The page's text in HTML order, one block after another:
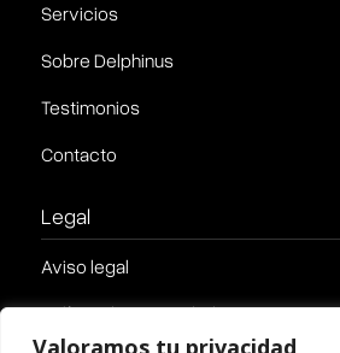
Valoramos tu privacidad
Servicios
Sobre Delphinus
Testimonios
Contacto
Legal
Aviso legal
Política de privacidad